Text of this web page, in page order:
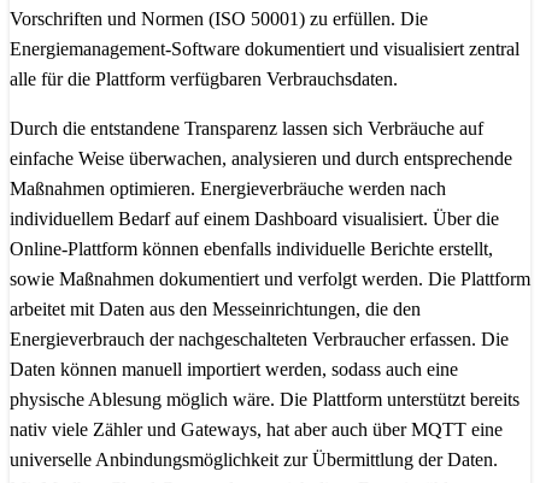
Vorschriften und Normen (ISO 50001) zu erfüllen. Die
Energiemanagement-Software dokumentiert und visualisiert zentral
alle für die Plattform verfügbaren Verbrauchsdaten.
Durch die entstandene Transparenz lassen sich Verbräuche auf
einfache Weise überwachen, analysieren und durch entsprechende
Maßnahmen optimieren. Energieverbräuche werden nach
individuellem Bedarf auf einem Dashboard visualisiert. Über die
Online-Plattform können ebenfalls individuelle Berichte erstellt,
sowie Maßnahmen dokumentiert und verfolgt werden. Die Plattform
arbeitet mit Daten aus den Messeinrichtungen, die den
Energieverbrauch der nachgeschalteten Verbraucher erfassen. Die
Daten können manuell importiert werden, sodass auch eine
physische Ablesung möglich wäre. Die Plattform unterstützt bereits
nativ viele Zähler und Gateways, hat aber auch über MQTT eine
universelle Anbindungsmöglichkeit zur Übermittlung der Daten.